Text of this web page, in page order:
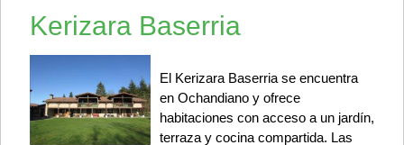
Kerizara Baserria
El Kerizara Baserria se encuentra
en Ochandiano y ofrece
habitaciones con acceso a un jardín,
terraza y cocina compartida. Las